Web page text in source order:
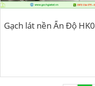
Gạch lát nền Ấn Độ